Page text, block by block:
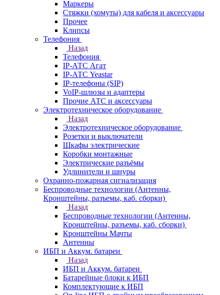
Маркеры
Стяжки (хомуты) для кабеля и аксессуары
Прочее
Клипсы
Телефония
Назад
Телефония
IP-АТС Агат
IP-АТС Yeastar
IP-телефоны (SIP)
VoIP-шлюзы и адаптеры
Прочие АТС и аксессуары
Электротехническое оборудование
Назад
Электротехническое оборудование
Розетки и выключатели
Шкафы электрические
Коробки монтажные
Электрические разъёмы
Удлинители и шнуры
Охранно-пожарная сигнализация
Беспроводные технологии (Антенны,
Кронштейны, разъемы, каб. сборки)
Назад
Беспроводные технологии (Антенны,
Кронштейны, разъемы, каб. сборки)
Кронштейны Мачты
Антенны
ИБП и Аккум. батареи
Назад
ИБП и Аккум. батареи
Батарейные блоки к ИБП
Комплектующие к ИБП